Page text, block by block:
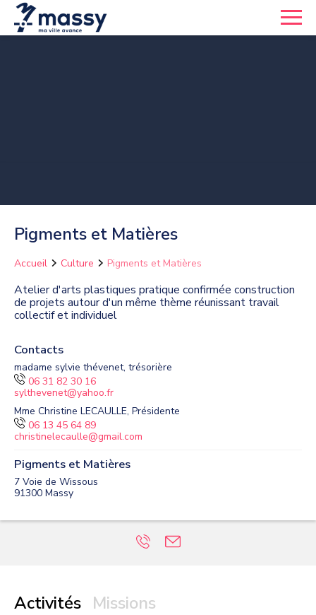
Pigments et Matières
Accueil Culture Pigments et Matières
Atelier d'arts plastiques pratique confirmée construction
de projets autour d'un même thème réunissant travail
collectif et individuel
Contacts
madame sylvie thévenet, trésorière
06 31 82 30 16
sylthevenet@yahoo.fr
Mme Christine LECAULLE, Présidente
06 13 45 64 89
christinelecaulle@gmail.com
Pigments et Matières
7 Voie de Wissous
91300 Massy
Activités Missions